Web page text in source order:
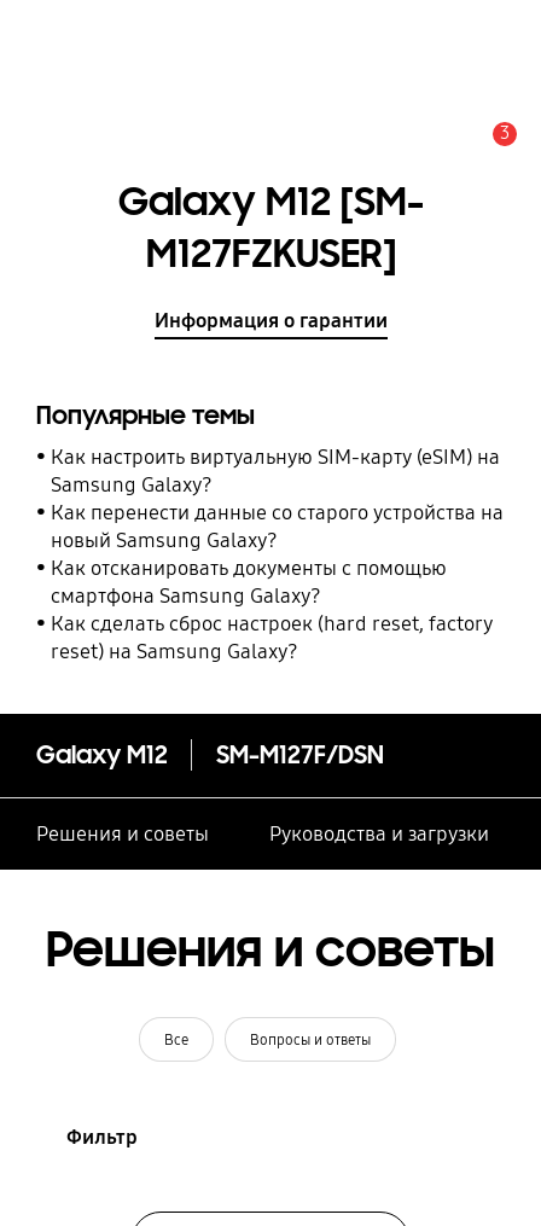
3
Galaxy M12 [SM-
M127FZKUSER]
Информация о гарантии
Популярные темы
Как настроить виртуальную SIM-карту (eSIM) на
Samsung Galaxy?
Как перенести данные со старого устройства на
новый Samsung Galaxy?
Как отсканировать документы с помощью
смартфона Samsung Galaxy?
Как сделать сброс настроек (hard reset, factory
reset) на Samsung Galaxy?
Galaxy M12 SM-M127F/DSN
Решения и советы Руководства и загрузки
Решения и советы
Все Вопросы и ответы
Фильтр